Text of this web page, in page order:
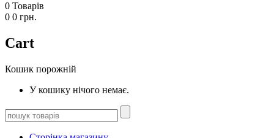
0 Товарів
0 0 грн.
Cart
Кошик порожній
У кошику нічого немає.